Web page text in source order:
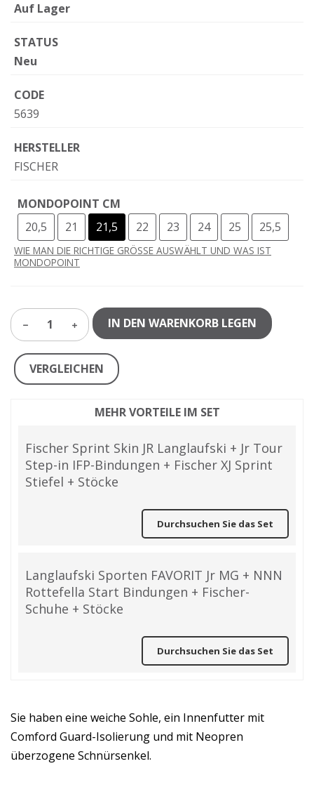
Auf Lager
STATUS
Neu
CODE
5639
HERSTELLER
FISCHER
MONDOPOINT CM
20,5
21 21,5 22 23 24 25 25,5
WIE MAN DIE RICHTIGE GRÖSSE AUSWÄHLT UND WAS IST
MONDOPOINT
1 IN DEN WARENKORB LEGEN
VERGLEICHEN
MEHR VORTEILE IM SET
Fischer Sprint Skin JR Langlaufski + Jr Tour
Step-in IFP-Bindungen + Fischer XJ Sprint
Stiefel + Stöcke
Durchsuchen Sie das Set
Langlaufski Sporten FAVORIT Jr MG + NNN
Rottefella Start Bindungen + Fischer-
Schuhe + Stöcke
Durchsuchen Sie das Set
Sie haben eine weiche Sohle, ein Innenfutter mit
Comford Guard-Isolierung und mit Neopren
überzogene Schnürsenkel.